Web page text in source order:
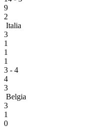
9
2
Italia
3
1
1
1
3 - 4
4
3
Belgia
3
1
0